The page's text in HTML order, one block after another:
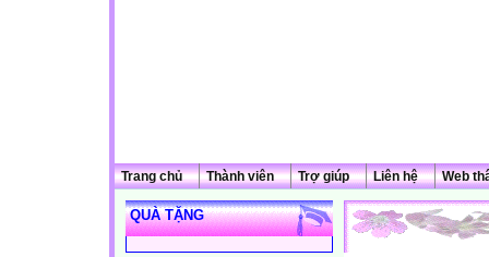
Trang chủ Thành viên Trợ giúp Liên hệ Web
QUÀ TẶNG